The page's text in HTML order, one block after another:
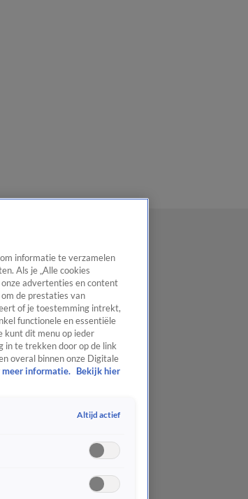
informatie te verzamelen
Als je „Alle cookies
advertenties en content
de prestaties van
of je toestemming intrekt,
functionele en essentiële
kunt dit menu op ieder
in te trekken door op de link
overal binnen onze Digitale
meer informatie.
Bekijk hier
Altijd actief